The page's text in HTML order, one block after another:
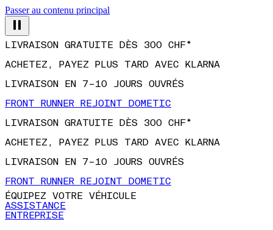
Passer au contenu principal
LIVRAISON GRATUITE DÈS 300 CHF*
ACHETEZ, PAYEZ PLUS TARD AVEC KLARNA
LIVRAISON EN 7–10 JOURS OUVRÉS
FRONT RUNNER REJOINT DOMETIC
LIVRAISON GRATUITE DÈS 300 CHF*
ACHETEZ, PAYEZ PLUS TARD AVEC KLARNA
LIVRAISON EN 7–10 JOURS OUVRÉS
FRONT RUNNER REJOINT DOMETIC
ÉQUIPEZ VOTRE VÉHICULE
ASSISTANCE
ENTREPRISE